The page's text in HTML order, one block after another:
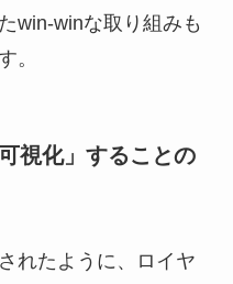
win-winな取り組みも
。
視化」することの
たように、ロイヤ